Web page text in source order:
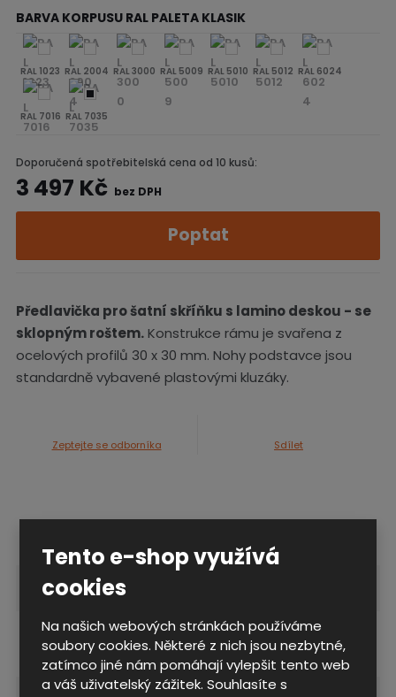
Tento e-shop využívá
cookies
Na našich webových stránkách používáme
soubory cookies. Některé z nich jsou nezbytné,
zatímco jiné nám pomáhají vylepšit tento web
a váš uživatelský zážitek. Souhlasíte s
BARVA KORPUSU RAL PALETA KLASIK
RAL 1023 RAL 2004 RAL 3000 RAL 5009 RAL 5010 RAL 5012 RAL 6024
RAL 7016 RAL 7035
Doporučená spotřebitelská cena od 10 kusů:
3 497 Kč bez DPH
Poptat
Předlavička pro šatní skříňku s lamino deskou - se
sklopným roštem.Konstrukce rámu je svařena z
ocelových profilů 30 x 30 mm. Nohy podstavce jsou
standardně vybavené plastovými kluzáky.
Zeptejte se odborníka Sdílet
Konstrukce
varianty provedení
konstrukce
Provedení se sklopným
roštem na obuv